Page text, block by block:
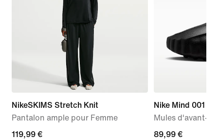
NikeSKIMS Stretch Knit
Pantalon ample pour Femme
119,99 €
119,99 €
Nike Mind 001
Mules d'avant-
89,99 €
89,99 €